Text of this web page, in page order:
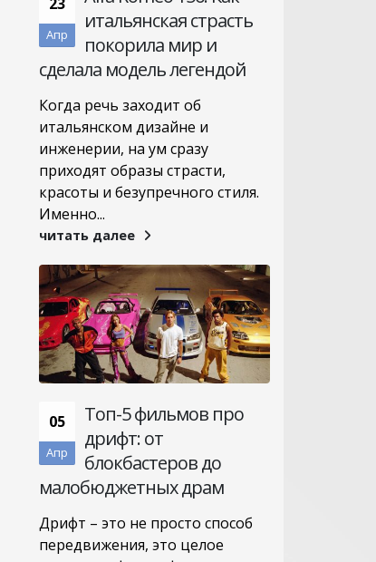
Апр
итальянская страсть
покорила мир и
сделала модель легендой
Когда речь заходит об
итальянском дизайне и
инженерии, на ум сразу
приходят образы страсти,
красоты и безупречного стиля.
Именно...
читать далее
05
Апр
Топ-5 фильмов про
дрифт: от
блокбастеров до
малобюджетных драм
Дрифт – это не просто способ
передвижения, это целое